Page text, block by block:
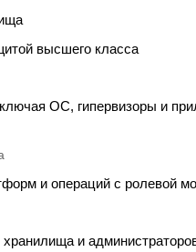
высшего класса
ОС, гипервизоры и
и операций с ролевой
и